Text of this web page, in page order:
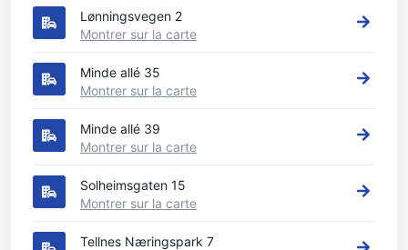
Lønningsvegen 2
Montrer sur la carte
Minde allé 35
Montrer sur la carte
Minde allé 39
Montrer sur la carte
Solheimsgaten 15
Montrer sur la carte
Tellnes Næringspark 7